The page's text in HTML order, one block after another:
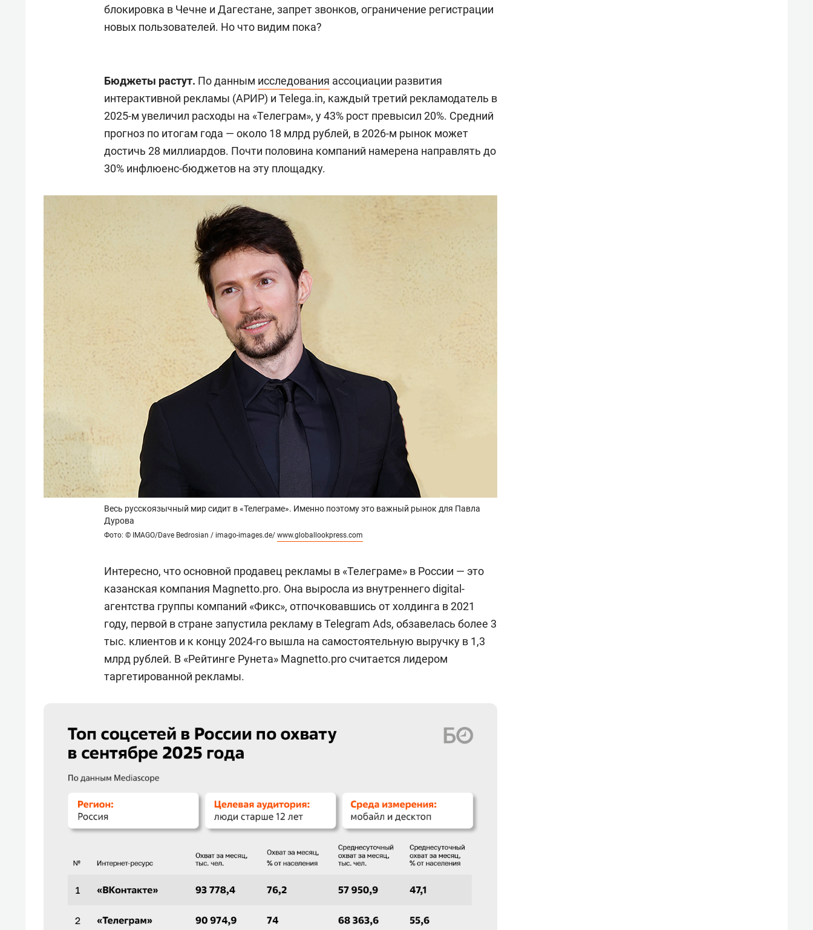
блокировка в Чечне и Дагестане, запрет звонков, ограничение регистрации
новых пользователей. Но что видим пока?
Бюджеты растут. По данным исследования ассоциации развития
интерактивной рекламы (АРИР) и Telega.in, каждый третий рекламодатель в
2025-м увеличил расходы на «Телеграм», у 43% рост превысил 20%. Средний
прогноз по итогам года — около 18 млрд рублей, в 2026-м рынок может
достичь 28 миллиардов. Почти половина компаний намерена направлять до
30% инфлюенс-бюджетов на эту площадку.
Весь русскоязычный мир сидит в «Телеграме». Именно поэтому это важный рынок для Павла
Дурова
Фото: © IMAGO/Dave Bedrosian / imago-images.de/ www.globallookpress.com
Интересно, что основной продавец рекламы в «Телеграме» в России — это
казанская компания Magnetto.pro. Она выросла из внутреннего digital-
агентства группы компаний «Фикс», отпочковавшись от холдинга в 2021
году, первой в стране запустила рекламу в Telegram Ads, обзавелась более 3
тыс. клиентов и к концу 2024-го вышла на самостоятельную выручку в 1,3
млрд рублей. В «Рейтинге Рунета» Magnetto.pro считается лидером
таргетированной рекламы.